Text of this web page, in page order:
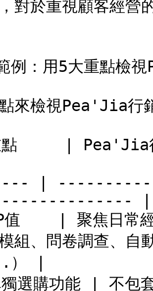
對於重視顧客經營
例：用5大重點檢
來檢視Pea'Jia行
點     | Pea'Jia行
|
|
值    | 聚焦日常經
組、問卷調查、自
） |
選購功能 | 不包